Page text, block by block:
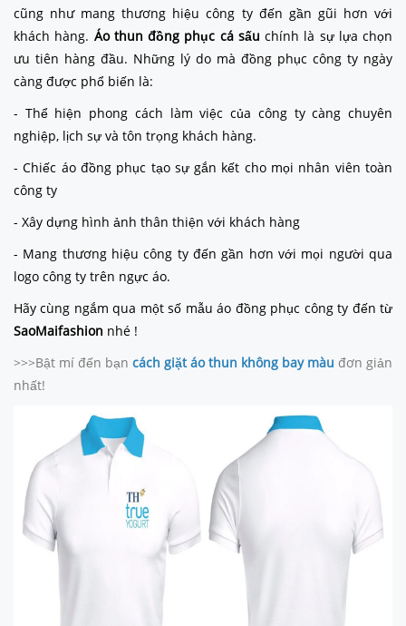
cũng như mang thương hiệu công ty đến gần gũi hơn với
khách hàng. Áo thun đồng phục cá sấu chính là sự lựa chọn
ưu tiên hàng đầu. Những lý do mà đồng phục công ty ngày
càng được phổ biến là:
- Thể hiện phong cách làm việc của công ty càng chuyên
nghiệp, lịch sự và tôn trọng khách hàng.
- Chiếc áo đồng phục tạo sự gắn kết cho mọi nhân viên toàn
công ty
- Xây dựng hình ảnh thân thiện với khách hàng
- Mang thương hiệu công ty đến gần hơn với mọi người qua
logo công ty trên ngực áo.
Hãy cùng ngắm qua một số mẫu áo đồng phục công ty đến từ
SaoMaifashion nhé !
>>>Bật mí đến bạn cách giặt áo thun không bay màu đơn giản
nhất!